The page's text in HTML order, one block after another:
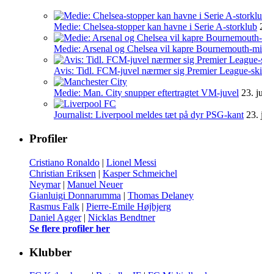
Medie: Chelsea-stopper kan havne i Serie A-storklub
Medie: Arsenal og Chelsea vil kapre Bournemouth-
Avis: Tidl. FCM-juvel nærmer sig Premier League-
Medie: Man. City snupper eftertragtet VM-juvel 23.
Journalist: Liverpool meldes tæt på dyr PSG-kant 23.
Profiler
Cristiano Ronaldo | Lionel Messi
Christian Eriksen | Kasper Schmeichel
Neymar| Manuel Neuer
Gianluigi Donnarumma | Thomas Delaney
Rasmus Falk | Pierre-Emile Højbjerg
Daniel Agger| Nicklas Bendtner
Se flere profiler her
Klubber